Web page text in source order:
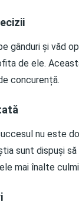
gânduri și văd
de ele.
concurență.
nu este
sunt dispuși să
mai înalte